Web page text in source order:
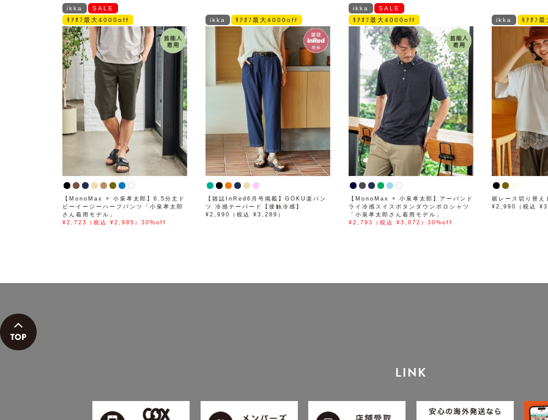
ikka
SALE
ﾓｱｵﾌ最大4000off
【MonoMax × 小泉孝太郎】6.5分丈ド
ビーイージーハーフパンツ「小泉孝太郎
さん着用モデル」
¥2,723（税込 ¥2,995）30%off
ikka ﾓｱｵﾌ最大4000off
【雑誌InRed6月号掲載】GOKU楽パン
ツ 冷感テーパード【接触冷感】
¥2,990（税込 ¥3,289）
ikka
SALE
ﾓｱｵﾌ最大4000off
【MonoMax × 小泉孝太郎】アーバンド
ライ冷感スイスボタンダウンポロシャツ
「小泉孝太郎さん着用モデル」
¥2,793（税込 ¥3,072）30%off
ikka ﾓｱｵﾌ
裾レース切り替え
¥2,990（税込
LINK